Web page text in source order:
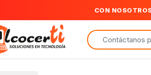
CON
Search for: